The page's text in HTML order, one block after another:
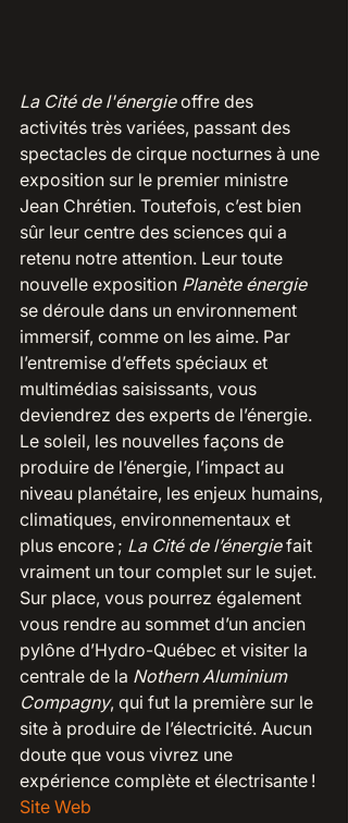
La Cité de l'énergie offre des
activités très variées, passant des
spectacles de cirque nocturnes à une
exposition sur le premier ministre
Jean Chrétien. Toutefois, c’est bien
sûr leur centre des sciences qui a
retenu notre attention. Leur toute
nouvelle exposition Planète énergie
se déroule dans un environnement
immersif, comme on les aime. Par
l’entremise d’effets spéciaux et
multimédias saisissants, vous
deviendrez des experts de l’énergie.
Le soleil, les nouvelles façons de
produire de l’énergie, l’impact au
niveau planétaire, les enjeux humains,
climatiques, environnementaux et
plus encore ; La Cité de l’énergie fait
vraiment un tour complet sur le sujet.
Sur place, vous pourrez également
vous rendre au sommet d’un ancien
pylône d’Hydro-Québec et visiter la
centrale de la Nothern Aluminium
Compagny, qui fut la première sur le
site à produire de l’électricité. Aucun
doute que vous vivrez une
expérience complète et électrisante !
Site Web